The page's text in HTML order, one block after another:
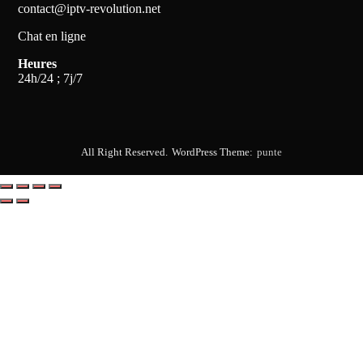
contact@iptv-revolution.net
Chat en ligne
Heures
24h/24 ; 7j/7
All Right Reserved. WordPress Theme: punte